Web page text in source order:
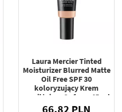
Laura Mercier Tinted
Moisturizer Blurred Matte
Oil Free SPF 30
koloryzujący Krem
nawilżający 3c fawn 45 ml
66.82 PLN